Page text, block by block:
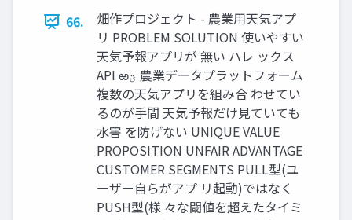
66.
畑作プロジェクト - 農業⽤天気アプ
リ PROBLEM SOLUTION 使いやすい
天気予報アプリが 無い ハレ ックス
API ఱ‫ؾ‬ 農業データプラットフォーム
複数の天気アプリを組み合 わせてい
るのが⼿間 天気予報だけ⾒ていても
⽔害 を防げない UNIQUE VALUE
PROPOSITION UNFAIR ADVANTAGE
CUSTOMER SEGMENTS PULL型(ユ
ーザー⾃らがアプ リ起動)ではなく
PUSH型(様 々な閾値を超えたタイミ